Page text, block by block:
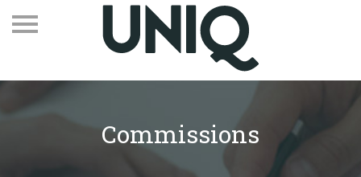
Recevez notre newsletter
Commissions